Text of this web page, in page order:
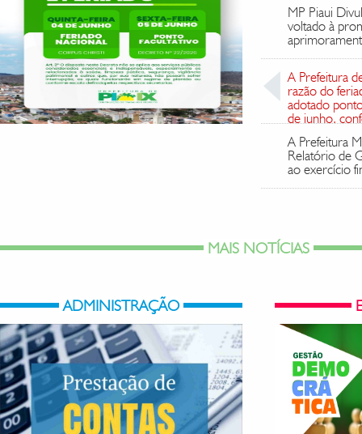
MP Piaui
voltado à
A Prefeitura
razão do
adotado
de junho,
A Prefeitura
Relatório de
ao exercício
MAIS NOTÍCIAS
ADMINISTRAÇÃO